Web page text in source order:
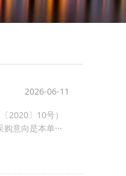
2026-06-11
2020〕10号）
意向是本单···